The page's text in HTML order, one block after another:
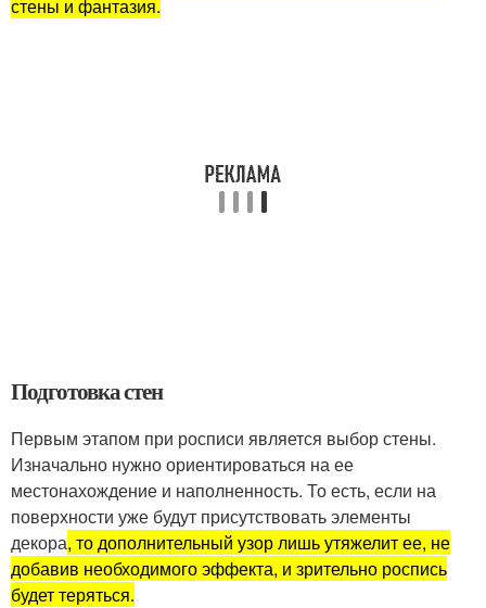
стены и фантазия.
Подготовка стен
Первым этапом при росписи является выбор стены.
Изначально нужно ориентироваться на ее
местонахождение и наполненность. То есть, если на
поверхности уже будут присутствовать элементы
декора, то дополнительный узор лишь утяжелит ее, не
добавив необходимого эффекта, и зрительно роспись
будет теряться.